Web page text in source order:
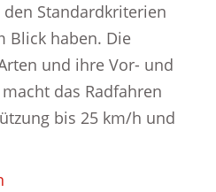
Standardkriterien
Blick haben. Die
und ihre Vor- und
das Radfahren
bis 25 km/h und